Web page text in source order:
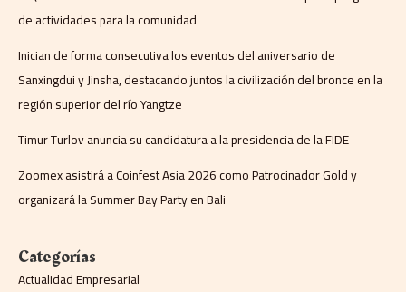
de actividades para la comunidad
Inician de forma consecutiva los eventos del aniversario de
Sanxingdui y Jinsha, destacando juntos la civilización del bronce en la
región superior del río Yangtze
Timur Turlov anuncia su candidatura a la presidencia de la FIDE
Zoomex asistirá a Coinfest Asia 2026 como Patrocinador Gold y
organizará la Summer Bay Party en Bali
Categorías
Actualidad Empresarial